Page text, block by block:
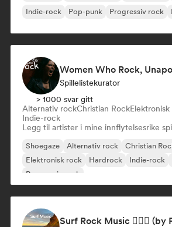
Indie-rock
Pop-punk Progressiv rock
Women Who Rock,
Spillelistekurator
> 1000 svar gitt
Alternativ rockChristian Rock
Indie-rock
Legg til artister i mine innflytelsesrike
Shoegaze Alternativ rock
Christian
Elektronisk rock
Hardrock Indie-rock
Progressiv rock
Surf Rock Music 🏄🏻‍♂️ (by